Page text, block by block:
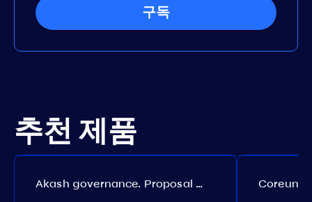
구독
추천 제품
Akash governance. Proposal №308